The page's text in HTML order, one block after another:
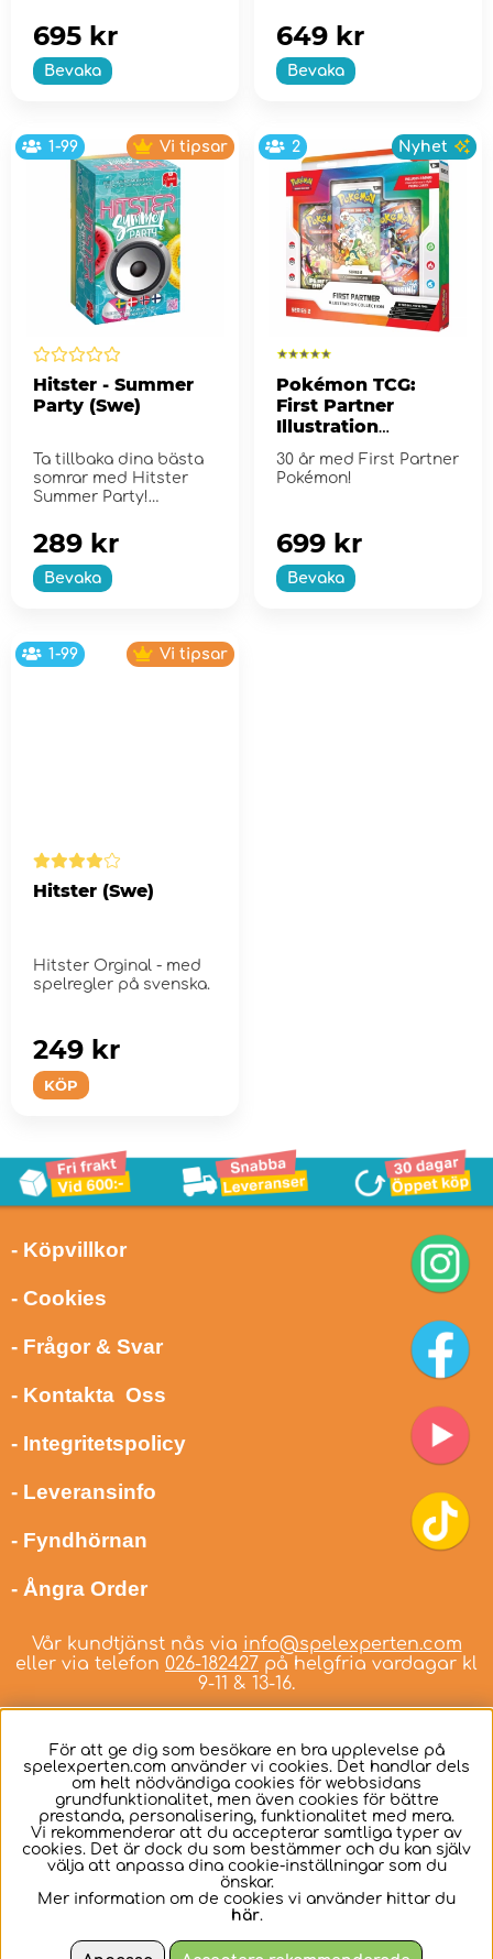
Bevaka
695 kr
Bevaka
649 kr
1-99 Vi tipsar
Hitster - Summer
Party (Swe)
Ta tillbaka dina bästa
somrar med Hitster
Summer Party!
Bevaka
289 kr
2 Nyhet
Pokémon TCG:
First Partner
Illustration
2
30 år med First Partner
Pokémon!
Bevaka
699 kr
1-99 Vi tipsar
Hitster (Swe)
Hitster Orginal - med
spelregler på svenska.
KÖP
249 kr
- Köpvillkor
- Cookies
- Frågor & Svar
- Kontakta Oss
- Integritetspolicy
- Leveransinfo
- Fyndhörnan
- Ångra Order
Vår kundtjänst nås via info@spelexperten.com
eller via telefon 026-182427 på helgfria vardagar kl
9-11 & 13-16.
Svenska
För att ge dig som besökare en bra upplevelse på
spelexperten.com använder vi cookies. Det handlar dels
om helt nödvändiga cookies för webbsidans
grundfunktionalitet, men även cookies för bättre
prestanda, personalisering, funktionalitet med mera.
Vi rekommenderar att du accepterar samtliga typer av
cookies. Det är dock du som bestämmer och du kan själv
välja att anpassa dina cookie-inställningar som du
önskar.
Mer information om de cookies vi använder hittar du
här.